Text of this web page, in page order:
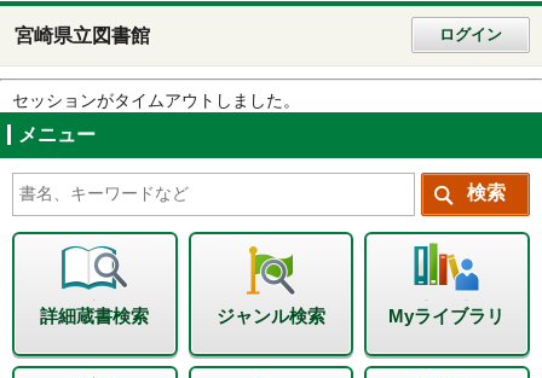
宮崎県立図書館 ログイン
セッションがタイムアウトしました。
メニュー
詳細蔵書検索 ジャンル検索 Myライブラリ